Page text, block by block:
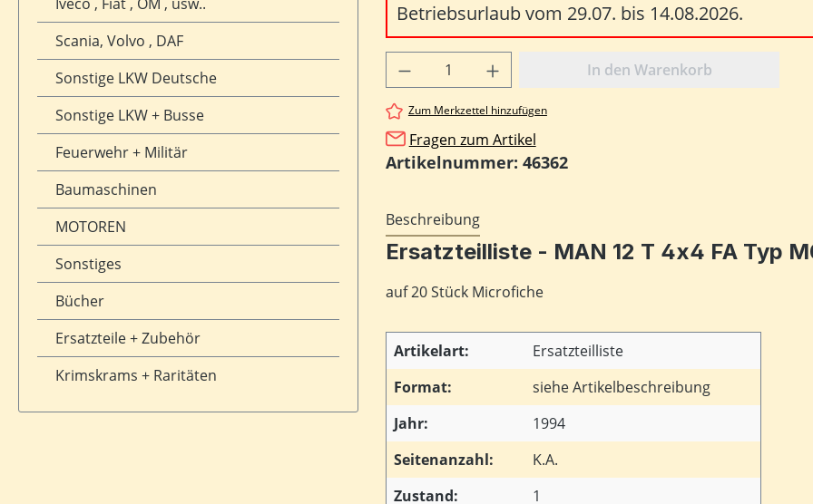
Scania, Volvo , DAF
Sonstige LKW Deutsche
Sonstige LKW + Busse
Feuerwehr + Militär
Baumaschinen
MOTOREN
Sonstiges
Bücher
Ersatzteile + Zubehör
Krimskrams + Raritäten
Betriebsurlaub vom 29.07. bis 14.08.2026.
Produkt Anzahl: Gib den gewünschten
In den Warenkorb
Zum Merkzettel hinzufügen
Fragen zum Artikel
Artikelnummer: 46362
Beschreibung
Ersatzteilliste - MAN 12 T 4x4 FA Typ
auf 20 Stück Microfiche
Artikelart:
Ersatzteilliste
Format:
siehe Artikelbeschreibung
Jahr:
1994
Seitenanzahl:
K.A.
Zustand:
1